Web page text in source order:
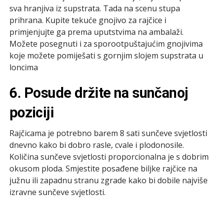
sva hranjiva iz supstrata. Tada na scenu stupa
prihrana. Kupite tekuće gnojivo za rajčice i
primjenjujte ga prema uputstvima na ambalaži.
Možete posegnuti i za sporootpuštajućim gnojivima
koje možete pomiješati s gornjim slojem supstrata u
loncima
6. Posude držite na sunčanoj
poziciji
Rajčicama je potrebno barem 8 sati sunčeve svjetlosti
dnevno kako bi dobro rasle, cvale i plodonosile.
Količina sunčeve svjetlosti proporcionalna je s dobrim
okusom ploda. Smjestite posađene biljke rajčice na
južnu ili zapadnu stranu zgrade kako bi dobile najviše
izravne sunčeve svjetlosti.